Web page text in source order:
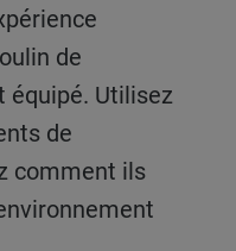
de
Utilisez
de
comment ils